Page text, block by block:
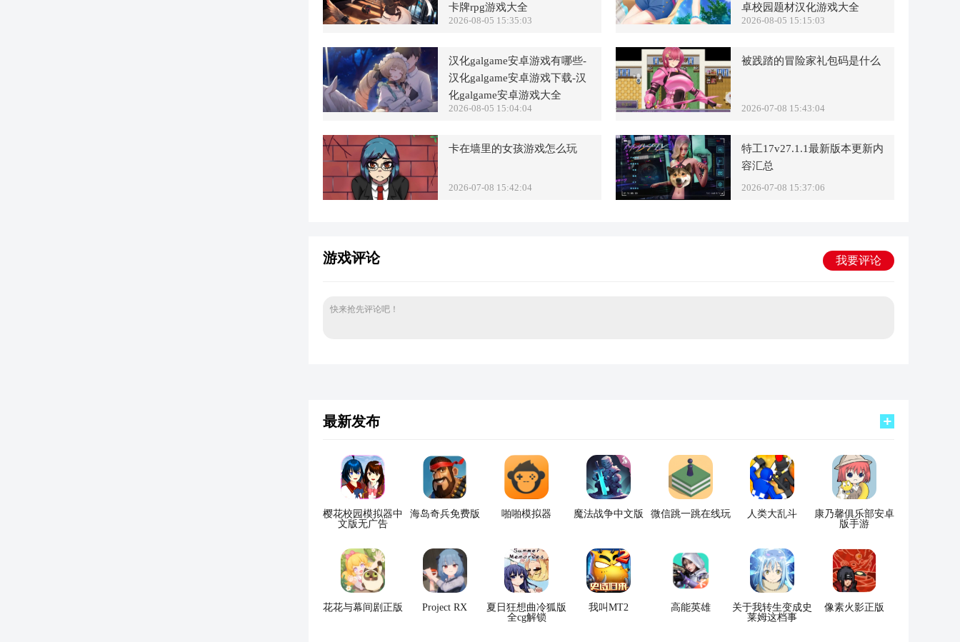
卡牌rpg游戏大全
2026-08-05 15:35:03
卓校园题材汉化游戏大全
2026-08-05 15:15:03
汉化galgame安卓游戏有哪些-
汉化galgame安卓游戏下载-汉
化galgame安卓游戏大全
2026-08-05 15:04:04
被践踏的冒险家礼包码是什么
2026-07-08 15:43:04
卡在墙里的女孩游戏怎么玩
2026-07-08 15:42:04
特工17v27.1.1最新版本更新内
容汇总
2026-07-08 15:37:06
游戏评论 我要评论
快来抢先评论吧！
最新发布
樱花校园模拟器中
文版无广告
海岛奇兵免费版 啪啪模拟器 魔法战争中文版 微信跳一跳在线玩 人类大乱斗
康乃馨俱乐部安卓
版手游
花花与幕间剧正版 Project RX
夏日狂想曲冷狐版
全cg解锁
我叫MT2 高能英雄
关于我转生变成史
莱姆这档事
像素火影正版